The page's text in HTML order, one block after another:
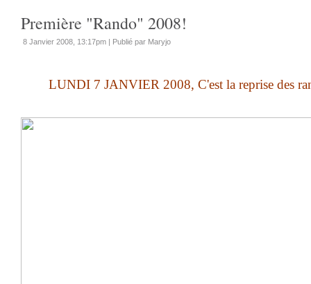
Première "Rando" 2008!
8 Janvier 2008, 13:17pm | Publié par Maryjo
LUNDI 7 JANVIER 2008, C'est la reprise des